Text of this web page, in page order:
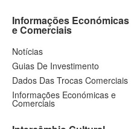
Informações Económicas
e Comerciais
Notícias
Guias De Investimento
Dados Das Trocas Comerciais
Informações Económicas e
Comerciais